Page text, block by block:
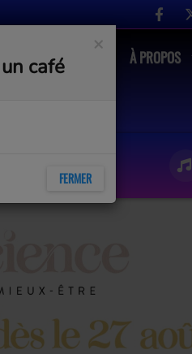
COMMUNAUTÉ À PROPOS
×
café
FERMER